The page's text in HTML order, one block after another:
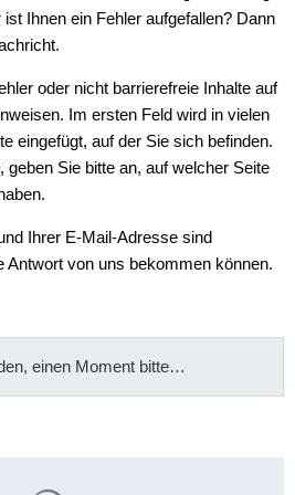
Ihnen ein Fehler aufgefallen? Dann
oder nicht barrierefreie Inhalte auf
Im ersten Feld wird in vielen
eingefügt, auf der Sie sich befinden.
geben Sie bitte an, auf welcher Seite
Ihrer E-Mail-Adresse sind
Antwort von uns bekommen können.
einen Moment bitte…